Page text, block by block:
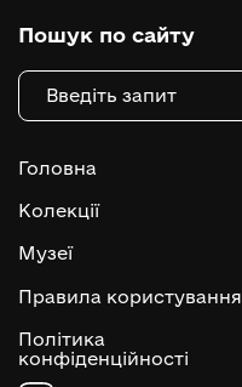
Пошук по сайту
Головна
Колекції
Музеї
Правила користування
Політика
конфіденційності